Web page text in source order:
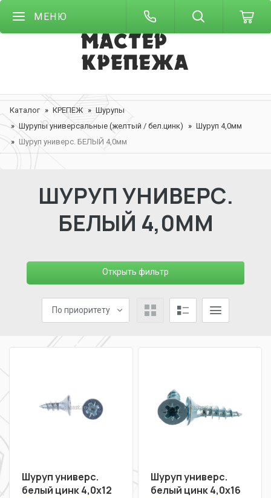
МЕНЮ
Каталог КРЕПЕЖ
Шурупы
Шурупы универсальные (желтый / бел.цинк)
Шуруп 4,0мм
Шуруп универс. БЕЛЫЙ 4,0мм
ШУРУП УНИВЕРС.
БЕЛЫЙ 4,0ММ
Открыть фильтр
По приоритету
Шуруп универс.
белый цинк 4,0х12
Шуруп универс.
белый цинк 4,0х16